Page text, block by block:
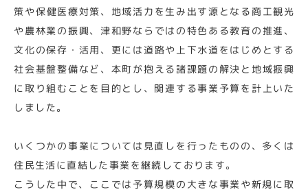
策や保健医療対策、地域活力を生み出す源となる商工観光
や農林業の振興、津和野ならではの特色ある教育の推進、
文化の保存・活用、更には道路や上下水道をはじめとする
社会基盤整備など、本町が抱える諸課題の解決と地域振興
に取り組むことを目的とし、関連する事業予算を計上いた
しました。
いくつかの事業については見直しを行ったものの、多くは
住民生活に直結した事業を継続しております。
こうした中で、ここでは予算規模の大きな事業や新規に取